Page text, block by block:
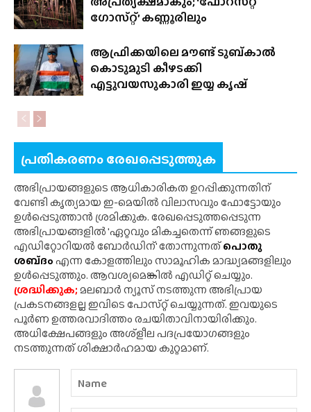
ഗോസ്‌റ്റ്’ കണ്ണൂരിലും
ആഫ്രിക്കയിലെ മൗണ്ട് ടുബ്‌കാൽ
കൊടുമുടി കീഴടക്കി
എട്ടുവയസുകാരി ഇയ്യ കൃഷ്
പ്രതികരണം രേഖപ്പെടുത്തുക
അഭിപ്രായങ്ങളുടെ ആധികാരികത ഉറപ്പിക്കുന്നതിന്
വേണ്ടി കൃത്യമായ ഇ-മെയിൽ വിലാസവും ഫോട്ടോയും
ഉൾപ്പെടുത്താൻ ശ്രമിക്കുക. രേഖപ്പെടുത്തപ്പെടുന്ന
അഭിപ്രായങ്ങളിൽ 'ഏറ്റവും മികച്ചതെന്ന് ഞങ്ങളുടെ
എഡിറ്റോറിയൽ ബോർഡിന്' തോന്നുന്നത്പൊതു
ശബ്‌ദംഎന്ന കോളത്തിലും സാമൂഹിക മാദ്ധ്യമങ്ങളിലും
ഉൾപ്പെടുത്തും. ആവശ്യമെങ്കിൽ എഡിറ്റ് ചെയ്യും.
ശ്രദ്ധിക്കുക;മലബാർ ന്യൂസ് നടത്തുന്ന അഭിപ്രായ
പ്രകടനങ്ങളല്ല ഇവിടെ പോസ്‌റ്റ് ചെയ്യുന്നത്. ഇവയുടെ
പൂർണ ഉത്തരവാദിത്തം രചയിതാവിനായിരിക്കും.
അധിക്ഷേപങ്ങളും അശ്‌ളീല പദപ്രയോഗങ്ങളും
നടത്തുന്നത് ശിക്ഷാർഹമായ കുറ്റമാണ്.